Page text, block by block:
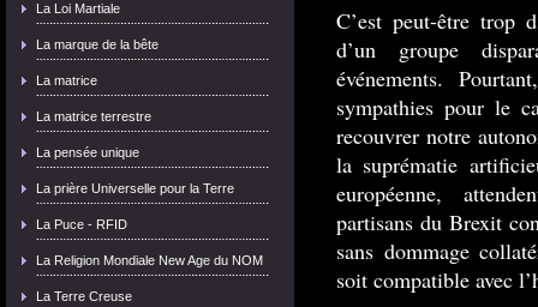
La Loi Martiale
La marque de la bête
La matrice
La matrice terrestre
La pensée unique
La prière Universelle pour la Terre
La Puce - RFID
La Religion Mondiale New Age du NOM
La Terre Creuse
C’est peut-être trop
d’un groupe
événements.
sympathies pour le
recouvrer notre
la suprématie
européenne,
partisans du Brexit
sans dommage
soit compatible avec